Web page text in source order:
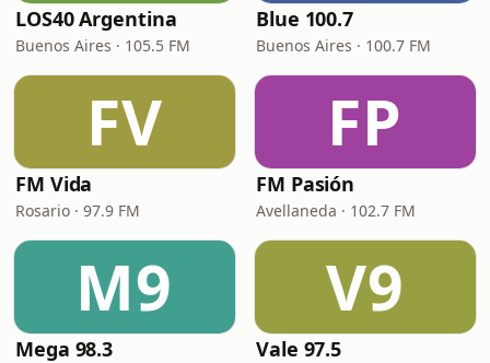
LOS40 Argentina
Buenos Aires · 105.5 FM
Blue 100.7
Buenos Aires · 100.7 FM
FV
FM Vida
Rosario · 97.9 FM
FP
FM Pasión
Avellaneda · 102.7 FM
M9
Mega 98.3
V9
Vale 97.5